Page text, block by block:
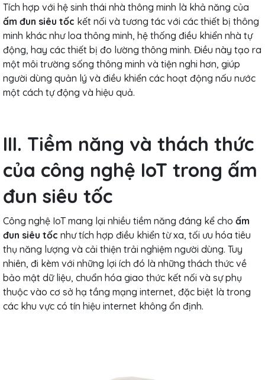
Tích hợp với hệ sinh thái nhà thông minh là khả năng của
ấm đun siêu tốc kết nối và tương tác với các thiết bị thông
minh khác như loa thông minh, hệ thống điều khiển nhà tự
động, hay các thiết bị đo lường thông minh. Điều này tạo ra
một môi trường sống thông minh và tiện nghi hơn, giúp
người dùng quản lý và điều khiển các hoạt động nấu nước
một cách tự động và hiệu quả.
III. Tiềm năng và thách thức
của công nghệ IoT trong ấm
đun siêu tốc
​​Công nghệ IoT mang lại nhiều tiềm năng đáng kể cho ấm
đun siêu tốc như tích hợp điều khiển từ xa, tối ưu hóa tiêu
thụ năng lượng và cải thiện trải nghiệm người dùng. Tuy
nhiên, đi kèm với những lợi ích đó là những thách thức về
bảo mật dữ liệu, chuẩn hóa giao thức kết nối và sự phụ
thuộc vào cơ sở hạ tầng mạng internet, đặc biệt là trong
các khu vực có tín hiệu internet không ổn định.